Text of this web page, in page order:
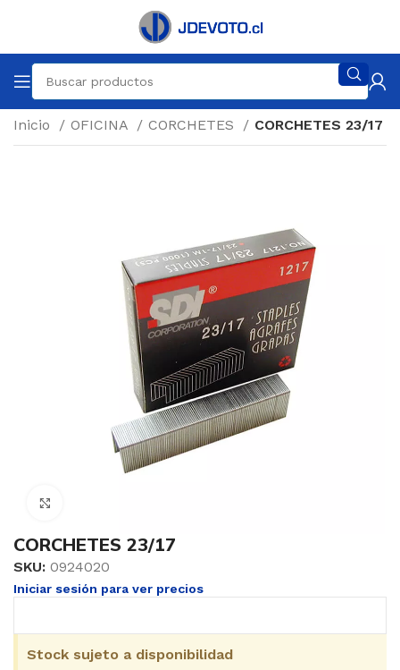
Inicio OFICINA CORCHETES CORCHETES 23/17
CORCHETES 23/17
SKU: 0924020
Iniciar sesión para ver precios
Stock sujeto a disponibilidad